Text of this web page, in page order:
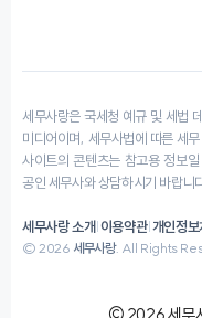
세무사랑은 국세청 예규 및 세법
미디어이며, 세무사법에 따른 세
사이트의 콘텐츠는 참고용 정보
공인 세무사와 상담하시기 바랍니
세무사랑 소개|이용약관|개인정
© 2026 세무사랑. All Rights